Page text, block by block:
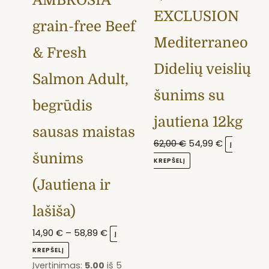
grain-free Beef
& Fresh
Salmon Adult,
begrūdis
sausas maistas
šunims
(Jautiena ir
lašiša)
14,90 € – 58,89 €
Į
KREPŠELĮ
on
the
page
Įvertinimas: 5.00 iš 5
EXCLUSION
Mediterraneo
Didelių veislių
šunims su
jautiena 12kg
62,00€ 54,99 €
Į
KREPŠELĮ